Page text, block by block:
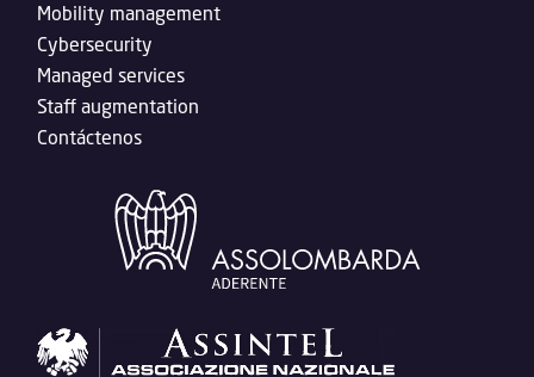
Mobility management
Cybersecurity
Managed services
Staff augmentation
Contáctenos